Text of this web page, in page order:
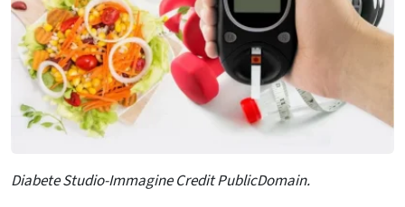
Diabete Studio-Immagine Credit PublicDomain.